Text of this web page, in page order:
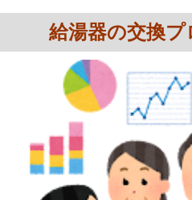
給湯器の交換プ